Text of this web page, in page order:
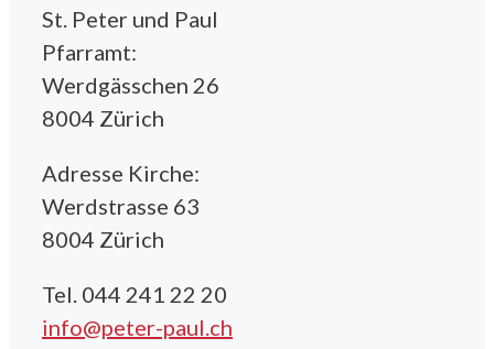
St. Peter und Paul
Pfarramt:
Werdgässchen 26
8004 Zürich
Adresse Kirche:
Werdstrasse 63
8004 Zürich
Tel. 044 241 22 20
info@peter-paul.ch